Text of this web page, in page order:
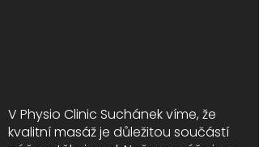
V Physio Clinic Suchánek víme, že
kvalitní masáž je důležitou součástí